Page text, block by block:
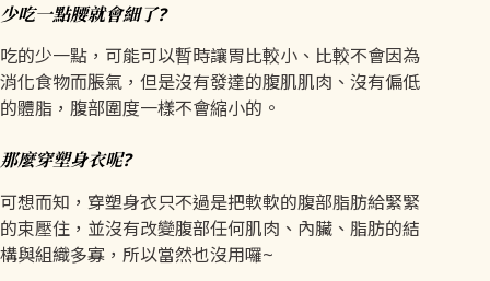
少吃一點腰就會細了?
吃的少一點，可能可以暫時讓胃比較小、比較不會因為
消化食物而脹氣，但是沒有發達的腹肌肌肉、沒有偏低
的體脂，腹部圍度一樣不會縮小的。
那麼穿塑身衣呢?
可想而知，穿塑身衣只不過是把軟軟的腹部脂肪給緊緊
的束壓住，並沒有改變腹部任何肌肉、內臟、脂肪的結
構與組織多寡，所以當然也沒用囉~